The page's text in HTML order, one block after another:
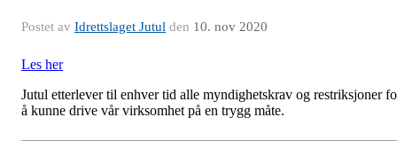
Postet av Idrettslaget Jutul den 10. nov 2020
Les her
Jutul etterlever til enhver tid alle myndighetskrav og restriksjoner
å kunne drive vår virksomhet på en trygg måte.